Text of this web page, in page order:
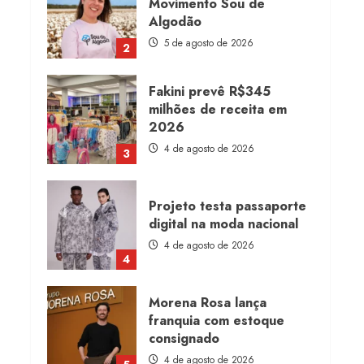
2
Algodão
5 de agosto de 2026
3
Fakini prevê R$345
milhões de receita em
2026
4 de agosto de 2026
4
Projeto testa passaporte
digital na moda nacional
4 de agosto de 2026
Morena Rosa lança
franquia com estoque
consignado
4 de agosto de 2026